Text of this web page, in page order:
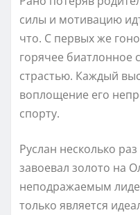
силы и мотивацию
что. С первых же
горячее биатлонное
страстью. Каждый
воплощение его
спорту.
Руслан несколько
завоевал золото на
неподражаемым
только является